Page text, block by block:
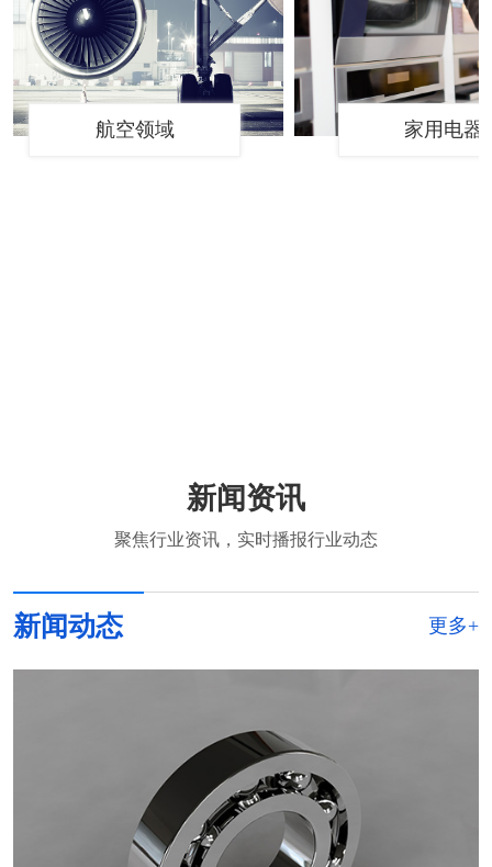
航空领域 家用电器
新闻资讯
聚焦行业资讯，实时播报行业动态
新闻动态 更多+